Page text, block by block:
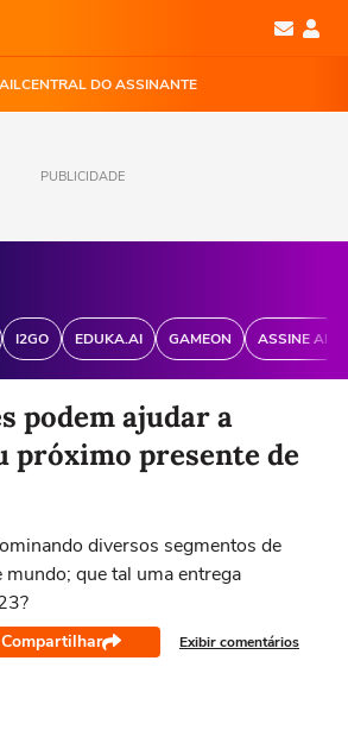
CENTRAL DO ASSINANTE
PUBLICIDADE
I2GO EDUKA.AI GAMEON ASSINE
podem ajudar a
próximo presente de
diversos segmentos de
que tal uma entrega
Compartilhar Exibir comentários